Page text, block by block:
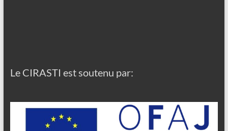
Le CIRASTI est soutenu par: